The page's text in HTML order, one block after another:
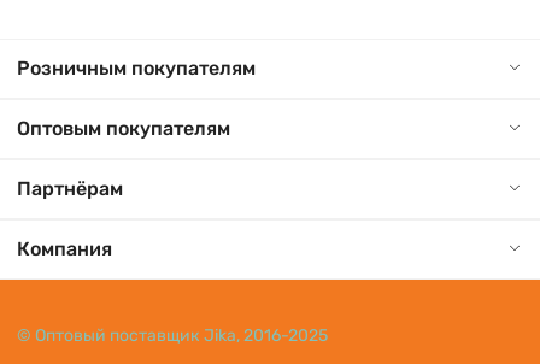
Розничным покупателям
Оптовым покупателям
Партнёрам
Компания
© Оптовый поставщик Jika, 2016-2025